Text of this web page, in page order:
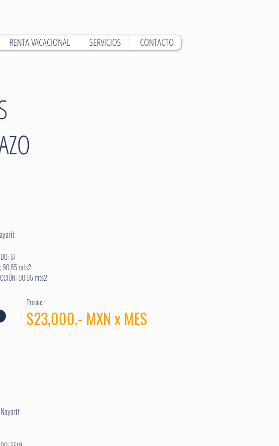
RENTA VACACIONAL SERVICIOS CONTACTO
SI
90.65 mts2
90.65 mts2
Precio:
$23,000.- MXN x MES